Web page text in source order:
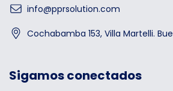
info@pprsolution.com
Cochabamba 153, Villa Martelli.
Sigamos conectados